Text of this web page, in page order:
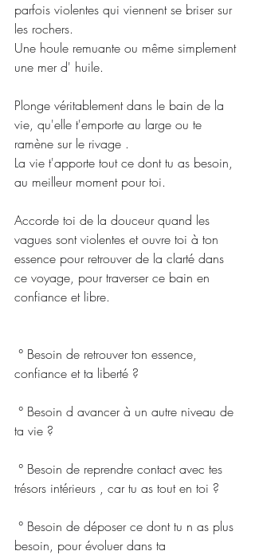
parfois violentes qui viennent se briser sur
les rochers.
Une houle remuante ou même simplement
une mer d' huile.
Plonge véritablement dans le bain de la
vie, qu'elle t'emporte au large ou te
ramène sur le rivage .
La vie t'apporte tout ce dont tu as besoin,
au meilleur moment pour toi.
Accorde toi de la douceur quand les
vagues sont violentes et ouvre toi à ton
essence pour retrouver de la clarté dans
ce voyage, pour traverser ce bain en
confiance et libre.
confiance et ta liberté ?
° Besoin d avancer à un autre niveau de
ta vie ?
° Besoin de reprendre contact avec tes
trésors intérieurs , car tu as tout en toi ?
° Besoin de déposer ce dont tu n as plus
besoin, pour évoluer dans ta